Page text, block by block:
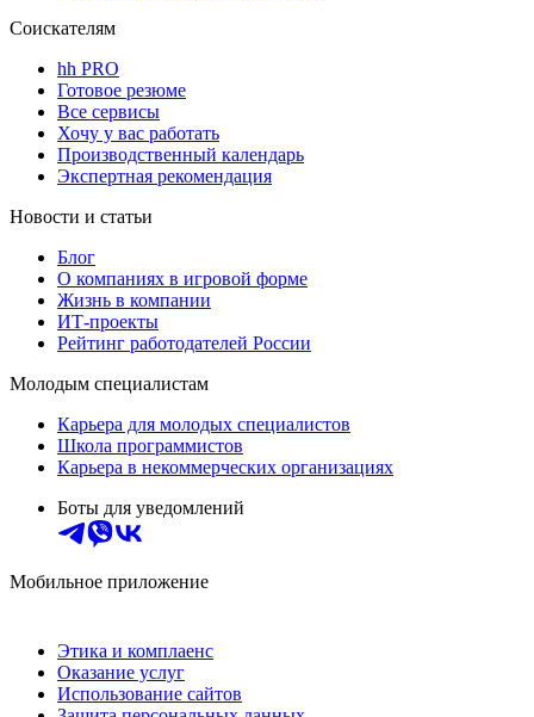
Соискателям
hh PRO
Готовое резюме
Все сервисы
Хочу у вас работать
Производственный календарь
Экспертная рекомендация
Новости и статьи
Блог
О компаниях в игровой форме
Жизнь в компании
ИТ-проекты
Рейтинг работодателей России
Молодым специалистам
Карьера для молодых специалистов
Школа программистов
Карьера в некоммерческих организациях
Боты для уведомлений
Мобильное приложение
Этика и комплаенс
Оказание услуг
Использование сайтов